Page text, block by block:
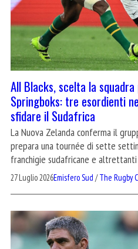
All Blacks, scelta la
Springboks: tre esordienti
sfidare il Sudafrica
La Nuova Zelanda conferma il
prepara una tournée di sette
franchigie sudafricane e
27 Luglio 2026Emisfero Sud /The Rugby